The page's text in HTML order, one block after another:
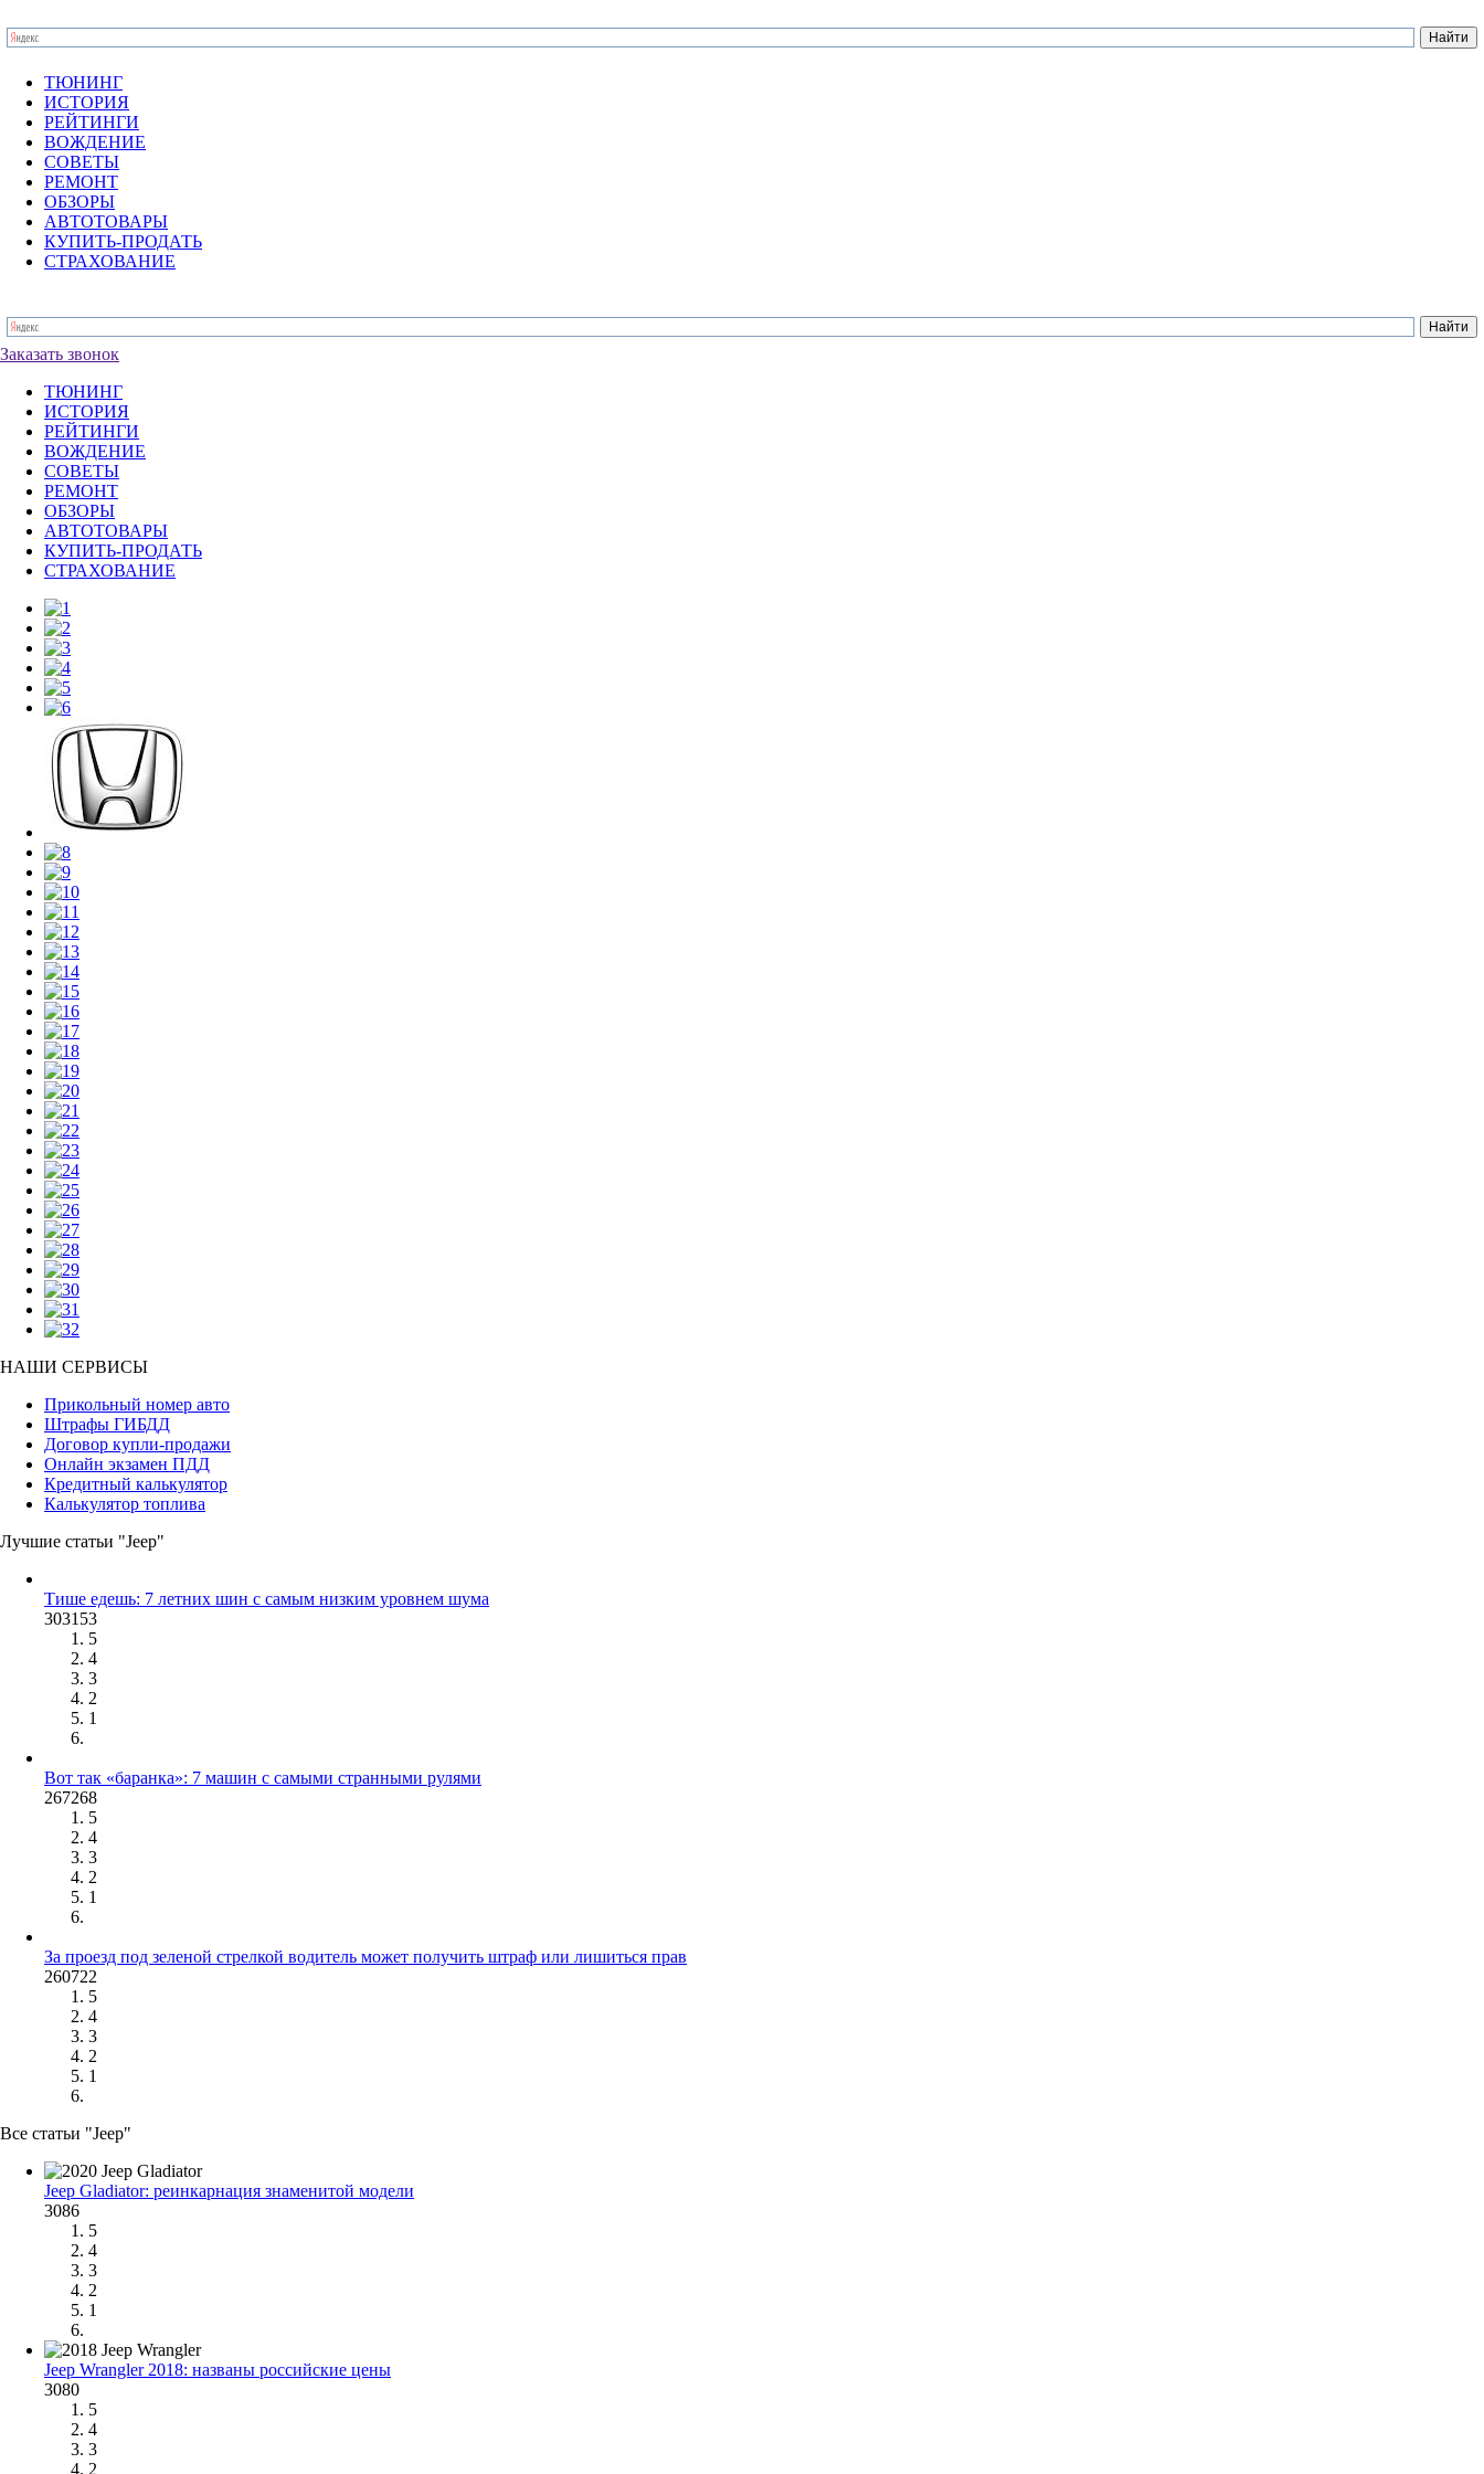
ТЮНИНГ
ИСТОРИЯ
РЕЙТИНГИ
ВОЖДЕНИЕ
СОВЕТЫ
РЕМОНТ
ОБЗОРЫ
АВТОТОВАРЫ
КУПИТЬ-ПРОДАТЬ
СТРАХОВАНИЕ
Заказать звонок
ТЮНИНГ
ИСТОРИЯ
РЕЙТИНГИ
ВОЖДЕНИЕ
СОВЕТЫ
РЕМОНТ
ОБЗОРЫ
АВТОТОВАРЫ
КУПИТЬ-ПРОДАТЬ
СТРАХОВАНИЕ
НАШИ СЕРВИСЫ
Прикольный номер авто
Штрафы ГИБДД
Договор купли-продажи
Онлайн экзамен ПДД
Кредитный калькулятор
Калькулятор топлива
Лучшие статьи "Jeep"
Тише едешь: 7 летних шин с самым низким уровнем шума
303153
5
4
3
2
1
Вот так «баранка»: 7 машин с самыми странными рулями
267268
5
4
3
2
1
За проезд под зеленой стрелкой водитель может получить штраф или лишиться прав
260722
5
4
3
2
1
Все статьи "Jeep"
Jeep Gladiator: реинкарнация знаменитой модели
3086
5
4
3
2
1
Jeep Wrangler 2018: названы российские цены
3080
5
4
3
2